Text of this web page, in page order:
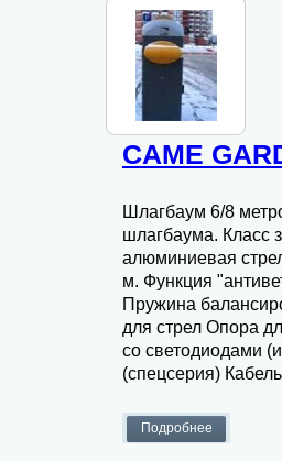
CAME
Шлагбаум 6/8
шлагбаума. Класс
алюминиевая
м. Функция
Пружина
для стрел Опора
со светодиодами
(спецсерия)